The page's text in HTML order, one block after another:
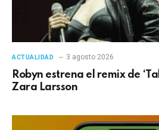
ACTUALIDAD 3 agosto 2026
Robyn estrena el remix de
Zara Larsson